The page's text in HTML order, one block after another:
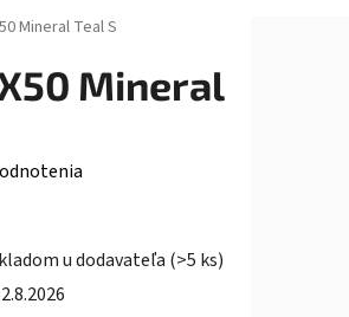
Mineral Teal S
Mineral
u dodavateľa (>5 ks)